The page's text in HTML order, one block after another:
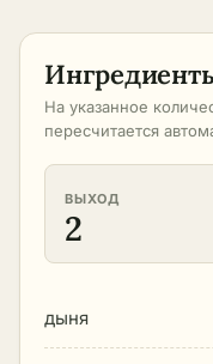
На указанное
пересчитается
ВЫХОД
2
дыня